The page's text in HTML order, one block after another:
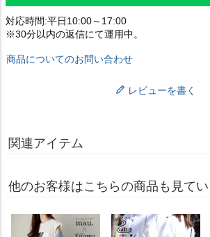
対応時間:平日10:00～17:00
※30分以内の返信にて運用中。
商品についてのお問い合わせ
レビューを書く
関連アイテム
他のお客様はこちらの商品も見て